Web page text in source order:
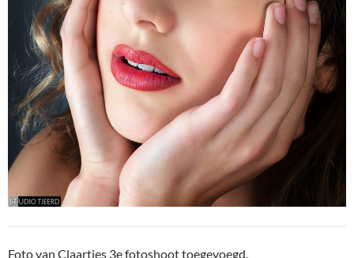
Foto van Claartjes 3e fotoshoot toegevoegd.